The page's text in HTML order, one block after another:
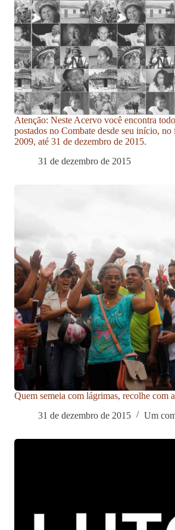
Atenção: Neste Acervo você encontra
postados no Combate desde seu início, no
2009, até 31 de dezembro de 2015.
31 de dezembro de 2015
Quem semeia com lágrimas, recolhe com
31 de dezembro de 2015
Um